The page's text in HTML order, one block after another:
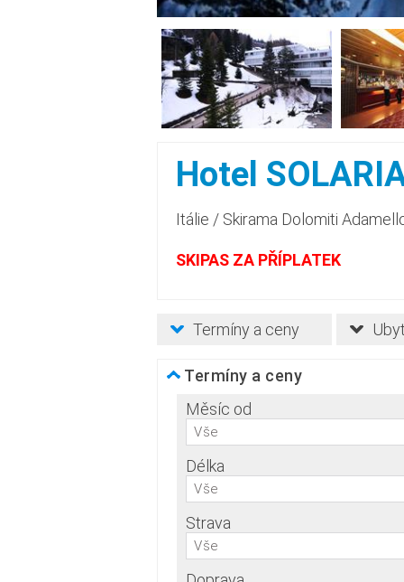
Hotel
Itálie / Skirama Dolomiti
SKIPAS ZA PŘÍPLATEK
Termíny a ceny
Termíny a ceny
Měsíc od
Vše
Délka
Vše
Strava
Vše